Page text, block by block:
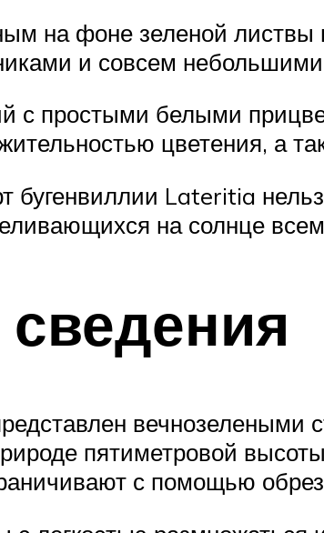
на фоне зеленой листвы
и совсем
с простыми белыми
цветения, а
бугенвиллии Lateritia
на солнце
пятиметровой
с помощью